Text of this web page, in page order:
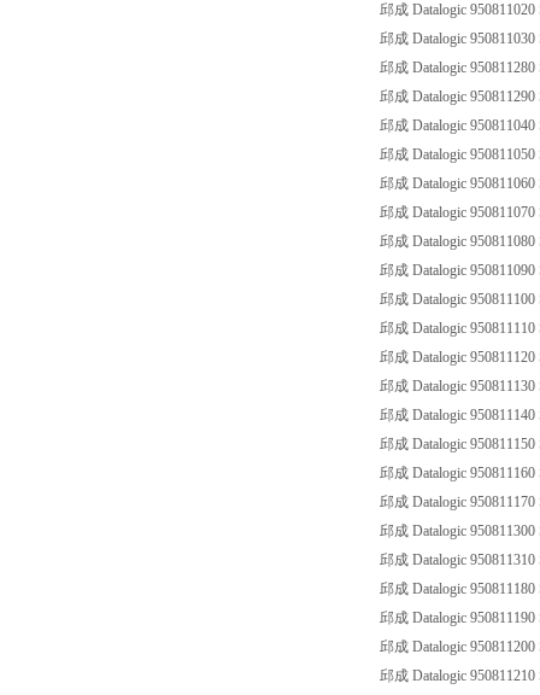
邱成 Datalogic
邱成 Datalogic
邱成 Datalogic
邱成 Datalogic
邱成 Datalogic
邱成 Datalogic
邱成 Datalogic
邱成 Datalogic
邱成 Datalogic
邱成 Datalogic
邱成 Datalogic
邱成 Datalogic
邱成 Datalogic
邱成 Datalogic
邱成 Datalogic
邱成 Datalogic
邱成 Datalogic
邱成 Datalogic
邱成 Datalogic
邱成 Datalogic
邱成 Datalogic
邱成 Datalogic
邱成 Datalogic
邱成 Datalogic